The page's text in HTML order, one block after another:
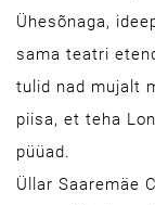
Ühesõnaga,
sama teatri
tulid nad mujalt
piisa, et teha
püüad.
Üllar Saaremäe